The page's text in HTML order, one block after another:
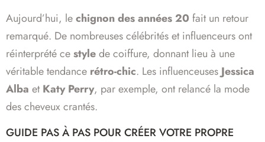
Aujourd’hui, lechignon des années 20 fait un retour
remarqué. De nombreuses célébrités et influenceurs ont
réinterprété cestylede coiffure, donnant lieu à une
véritable tendance rétro-chic. Les influenceuses Jessica
Alba etKaty Perry, par exemple, ont relancé la mode
des cheveux crantés.
GUIDE PAS À PAS POUR CRÉER VOTRE PROPRE